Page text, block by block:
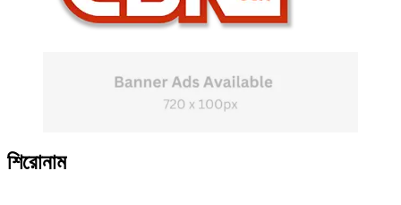
শিরোনাম